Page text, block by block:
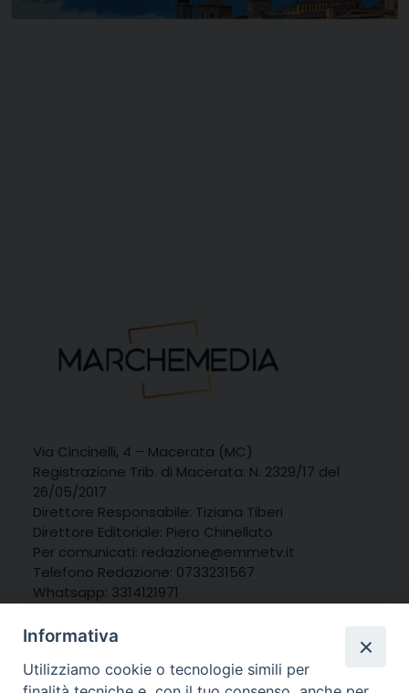
Via Cincinelli, 4 – Macerata (MC)
Registrazione Trib. di Macerata: N. 2329/17 del
26/05/2017
Direttore Responsabile: Tiziana Tiberi
Direttore Editoriale: Piero Chinellato
Per comunicati: redazione@emmetv.it
Telefono Redazione: 0733231567
Whatsapp: 3314121971
Informativa
Utilizziamo cookie o tecnologie simili per